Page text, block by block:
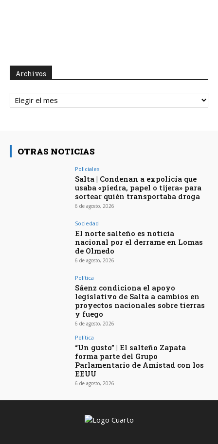
Archivos
Archivos
OTRAS NOTICIAS
Policiales
Salta | Condenan a expolicía que
usaba «piedra, papel o tijera» para
sortear quién transportaba droga
6 de agosto, 2026
Sociedad
El norte salteño es noticia
nacional por el derrame en Lomas
de Olmedo
6 de agosto, 2026
Política
Sáenz condiciona el apoyo
legislativo de Salta a cambios en
proyectos nacionales sobre tierras
y fuego
6 de agosto, 2026
Política
“Un gusto” | El salteño Zapata
forma parte del Grupo
Parlamentario de Amistad con los
EEUU
6 de agosto, 2026